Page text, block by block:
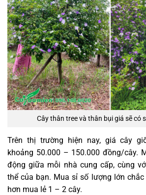
Cây thân tree và thân bụi giá sẽ có
Trên thị trường hiện nay, giá cây
khoảng 50.000 – 150.000 đồng/cây.
động giữa mỗi nhà cung cấp, cùng
thể của bạn. Mua sỉ số lượng lớn chắc
hơn mua lẻ 1 – 2 cây.